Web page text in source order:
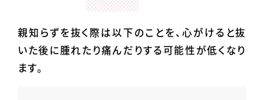
親知らずを抜く際は以下のことを、心がけると抜
いた後に腫れたり痛んだりする可能性が低くなり
ます。